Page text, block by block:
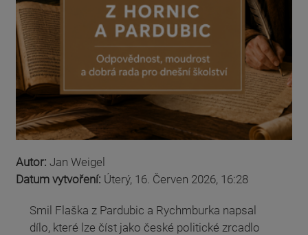
Autor: Jan Weigel
Datum vytvoření: Úterý, 16. Červen 2026, 16:28
Smil Flaška z Pardubic a Rychmburka napsal
dílo, které lze číst jako české politické zrcadlo